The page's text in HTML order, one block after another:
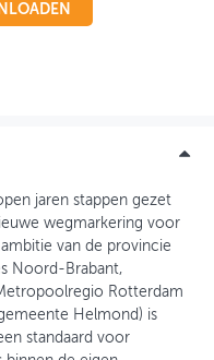
jaren stappen gezet
wegmarkering voor
van de provincie
Noord-Brabant,
Rotterdam
Helmond) is
standaard voor